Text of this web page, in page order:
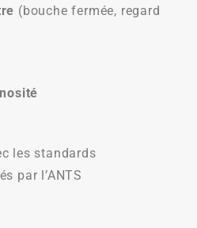
(bouche fermée, regard
les standards
par l’ANTS